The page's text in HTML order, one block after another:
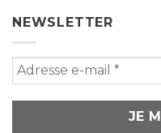
NEWSLETTER